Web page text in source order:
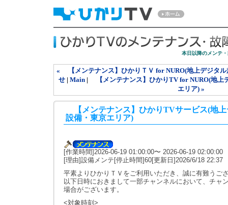
本日以降のメンテ
« 【メンテナンス】ひかりＴＶ for NURO(地上デジタル
せ | Main |
【メンテナンス】ひかりTV for NURO(地上
エリア) »
【メンテナンス】ひかりTVサービス(地
設備・東京エリア)
[作業時間]2026-06-19 01:00:00〜 2026-06-19 02:00:00
[理由]設備メンテ[停止時間]60[更新日]2026/6/18 22:37
平素よりひかりＴＶをご利用いただき、誠に有難うご
以下日時におきまして一部チャンネルにおいて、チャ
場合がございます。
<対象時刻>